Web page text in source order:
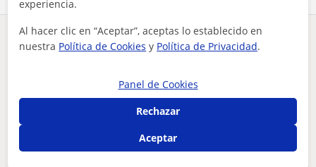
¿Hay algún error en este perfil?Cuéntanos
Pedagogía Málaga
profesora de educación inicial, capacitada para apoyo escola...
Otros profesores de Pedagogía en
Fuengirola que pueden interesarte
experiencia.
Al hacer clic en “Aceptar”, aceptas lo establecido en
nuestra Política de Cookies y Política de Privacidad.
Panel de Cookies
Rechazar
Aceptar